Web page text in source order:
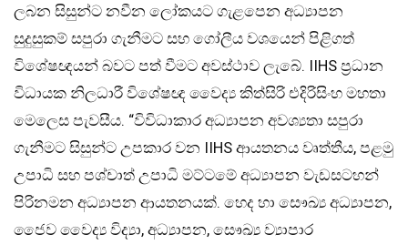
ලබන සිසුන්ට නවීන ලෝකයට ගැළපෙන අධ්‍යාපන
සුදුසුකම් සපුරා ගැනීමට සහ ගෝලීය වශයෙන් පිළිගත්
විශේෂඥයන් බවට පත් වීමට අවස්ථාව ලැබේ. IIHS ප්‍රධාන
විධායක නිලධාරී විශේෂඥ වෛද්‍ය කිත්සිරි එදිරිසිංහ මහතා
මෙලෙස පැවසීය. “විවිධාකාර අධ්‍යාපන අවශ්‍යතා සපුරා
ගැනීමට සිසුන්ට උපකාර වන IIHS ආයතනය වෘත්තීය, පළමු
උපාධි සහ පශ්චාත් උපාධි මට්ටමේ අධ්‍යාපන වැඩසටහන්
පිරිනමන අධ්‍යාපන ආයතනයක්. හෙද හා සෞඛ්‍ය අධ්‍යාපන,
ජෛව වෛද්‍ය විද්‍යා, අධ්‍යාපන, සෞඛ්‍ය ව්‍යාපාර